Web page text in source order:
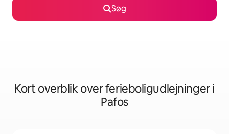
Søg
Kort overblik over ferieboligudlejninger i
Pafos